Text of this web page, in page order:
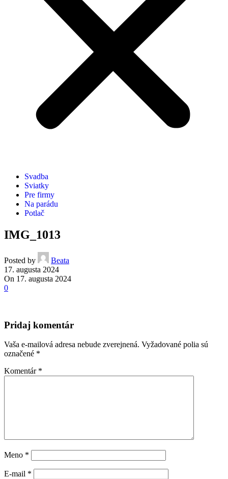
Svadba
Sviatky
Pre firmy
Na parádu
Potlač
IMG_1013
Posted by
Beata
17. augusta 2024
On 17. augusta 2024
0
Pridaj komentár
Vaša e-mailová adresa nebude zverejnená. Vyžadované polia sú
označené *
Komentár *
Meno *
E-mail *